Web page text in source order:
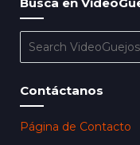
Contáctanos
Página de Contacto